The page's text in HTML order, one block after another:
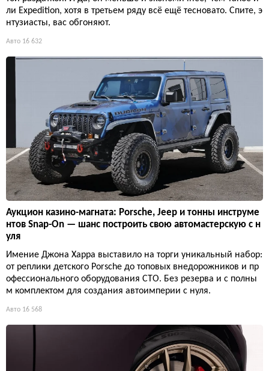
ли Expedition, хотя в третьем ряду всё ещё тесновато. Спите, э
нтузиасты, вас обгоняют.
Авто 16 632
Аукцион казино-магната: Porsche, Jeep и тонны инструме
нтов Snap-On — шанс построить свою автомастерскую с н
уля
Имение Джона Харра выставило на торги уникальный набор:
от реплики детского Porsche до топовых внедорожников и пр
офессионального оборудования СТО. Без резерва и с полны
м комплектом для создания автоимперии с нуля.
Авто 16 568